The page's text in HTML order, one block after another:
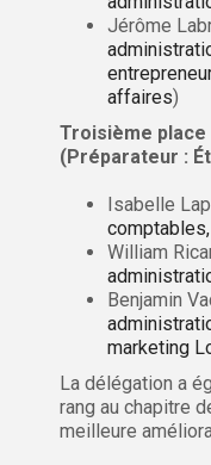
Jérôme
affaires)
Troisième
(Préparateur :
Isabelle
William
Benjamin
marketing
La délégation a
rang au chapitre
meilleure